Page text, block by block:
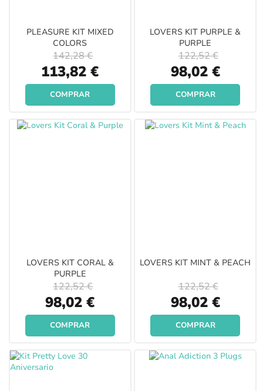
PLEASURE KIT MIXED
COLORS
Special
Price
113,82 €
142,28 €
COMPRAR
LOVERS KIT PURPLE &
PURPLE
Special
Price
98,02 €
122,52 €
COMPRAR
LOVERS KIT CORAL &
PURPLE
Special
Price
98,02 €
122,52 €
COMPRAR
LOVERS KIT MINT & PEACH
Special
Price
98,02 €
122,52 €
COMPRAR